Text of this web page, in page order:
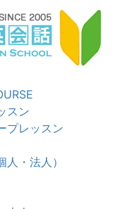
スン
プレッスン
・法人）